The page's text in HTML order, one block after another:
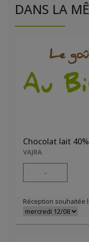
DANS LA
VAJRA
-
Réception souhaitée